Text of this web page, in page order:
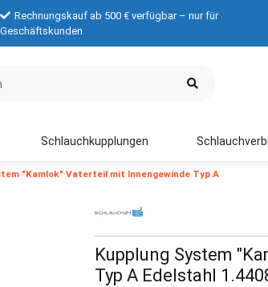
Rechnungskauf ab 500 € verfügbar – nur für
Geschäftskunden
Schlauchkupplungen
"Kamlok" Vaterteil mit Innengewinde Typ A
Kupplung System
Typ A Edelstahl